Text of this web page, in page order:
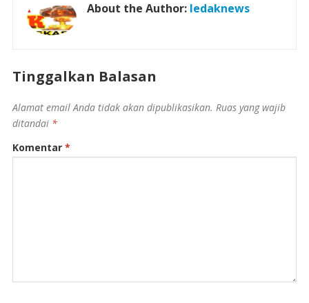
About the Author: ledaknews
Tinggalkan Balasan
Alamat email Anda tidak akan dipublikasikan. Ruas yang wajib
ditandai *
Komentar *